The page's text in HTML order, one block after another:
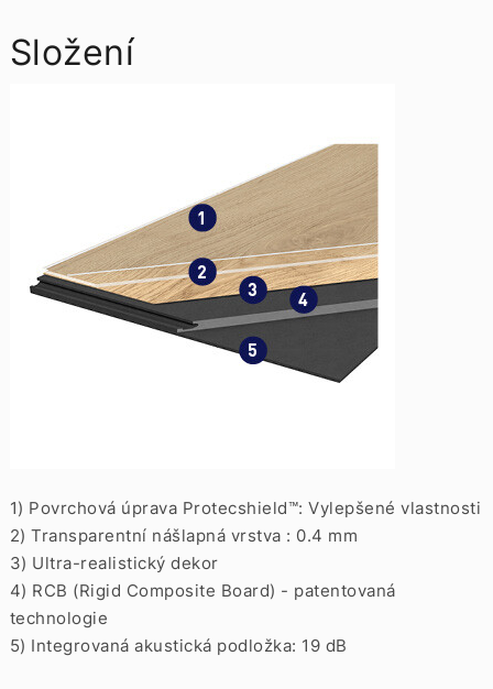
Složení
1) Povrchová úprava Protecshield™: Vylepšené vlastnosti
2) Transparentní nášlapná vrstva : 0.4 mm
3) Ultra-realistický dekor
4) RCB (Rigid Composite Board) - patentovaná
technologie
5) Integrovaná akustická podložka: 19 dB